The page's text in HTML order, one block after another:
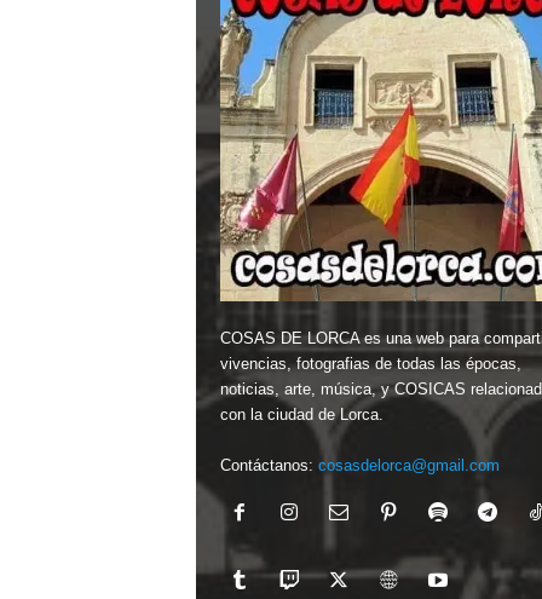
COSAS DE LORCA es una web para
vivencias, fotografias de todas las épocas,
noticias, arte, música, y COSICAS
con la ciudad de Lorca.
Contáctanos: cosasdelorca@gmail.com